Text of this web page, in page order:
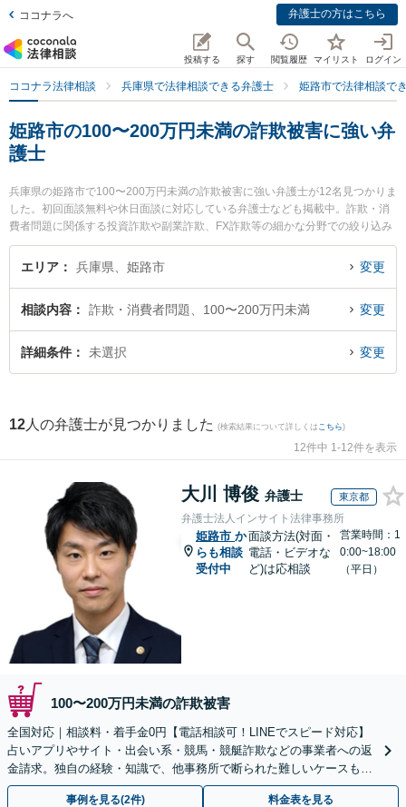
ココナラへ 弁護士の方はこちら
投稿する 探す 閲覧履歴 マイリスト ログイン
ココナラ法律相談 兵庫県で法律相談できる弁護士 姫路市で法律相談で
姫路市の100〜200万円未満の詐欺被害に強い弁
護士
兵庫県の姫路市で100〜200万円未満の詐欺被害に強い弁護士が12名見つかりま
した。初回面談無料や休日面談に対応している弁護士なども掲載中。詐欺・消
費者問題に関係する投資詐欺や副業詐欺、FX詐欺等の細かな分野での絞り込み
検索もでき便利です。特に姫路総合法律事務所の谷本 将大弁護士や姫路駅前法
律事務所の川手 涼平弁護士、姫路あゆむ法律事務所の吉谷 健一弁護士のプロフ
したい』『100〜200万円未満の詐欺被害のトラブル解決の実績豊富な近くの弁
護士を検索したい』『初回相談無料で100〜200万円未満の詐欺被害を法律相談
できる姫路市内の弁護士に相談予約したい』などでお困りの相談者さんにおす
エリア 兵庫県、姫路市 変更
相談内容 詐欺・消費者問題、100〜200万円未満 変更
詳細条件 未選択 変更
12 人の弁護士が見つかりました (検索結果について詳しくは こちら)
12件中 1-12件を表示
大川 博俊 弁護士 東京都
弁護士法人インサイト法律事務所
姫路市 か
らも相談
受付中
面談方法(対面・
電話・ビデオな
ど)は応相談
営業時間：1
0:00~18:00
（平日）
100〜200万円未満の詐欺被害
全国対応｜相談料・着手金0円【電話相談可！LINEでスピード対応】
占いアプリやサイト・出会い系・競馬・競艇詐欺などの事業者への返
金請求。独自の経験・知識で、他事務所で断られた難しいケースも解
決に導いた実績あり。まずはお気軽にご相談ください
事例を見る(2件) 料金表を見る